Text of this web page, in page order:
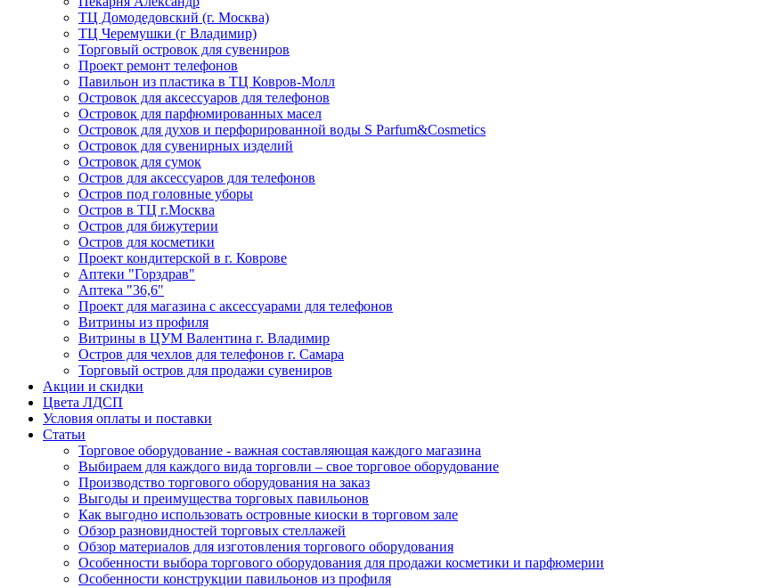
ТЦ Домодедовский (г. Москва)
ТЦ Черемушки (г Владимир)
Торговый островок для сувениров
Проект ремонт телефонов
Павильон из пластика в ТЦ Ковров-Молл
Островок для аксессуаров для телефонов
Островок для парфюмированных масел
Островок для духов и перфорированной воды S Parfum&Cosmetics
Островок для сувенирных изделий
Островок для сумок
Остров для аксессуаров для телефонов
Остров под головные уборы
Остров в ТЦ г.Москва
Остров для бижутерии
Остров для косметики
Проект кондитерской в г. Коврове
Аптеки "Горздрав"
Аптека "36,6"
Проект для магазина с аксессуарами для телефонов
Витрины из профиля
Витрины в ЦУМ Валентина г. Владимир
Остров для чехлов для телефонов г. Самара
Торговый остров для продажи сувениров
Акции и скидки
Цвета ЛДСП
Условия оплаты и поставки
Статьи
Торговое оборудование - важная составляющая каждого магазина
Выбираем для каждого вида торговли – свое торговое оборудование
Производство торгового оборудования на заказ
Выгоды и преимущества торговых павильонов
Как выгодно использовать островные киоски в торговом зале
Обзор разновидностей торговых стеллажей
Обзор материалов для изготовления торгового оборудования
Особенности выбора торгового оборудования для продажи косметики и парфюмерии
Особенности конструкции павильонов из профиля